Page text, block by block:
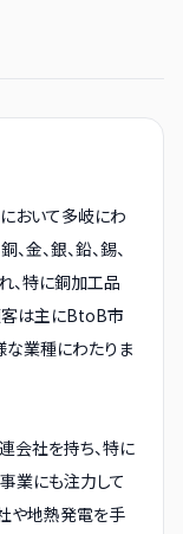
おいて多岐にわ
金、銀、鉛、錫、
、特に銅加工品
客は主にBtoB市
な業種にわたりま
会社を持ち、特に
業にも注力して
や地熱発電を手